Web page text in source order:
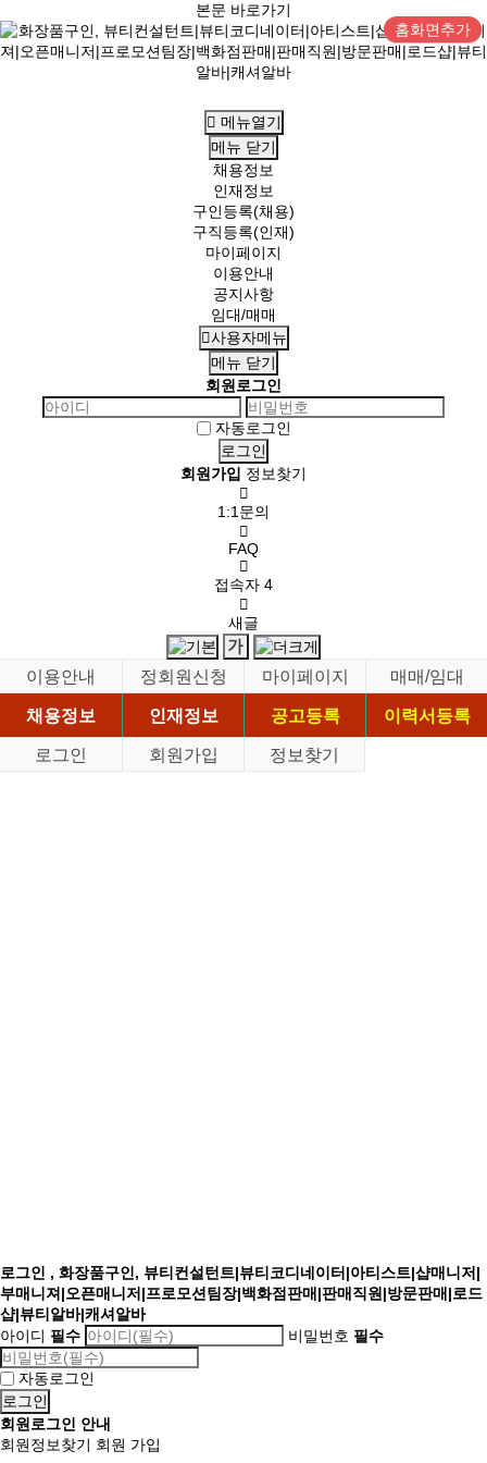
본문 바로가기
홈화면추가
메뉴열기
메뉴 닫기
채용정보
인재정보
구인등록(채용)
구직등록(인재)
마이페이지
이용안내
공지사항
임대/매매
사용자메뉴
메뉴 닫기
회원로그인
자동로그인
회원가입 정보찾기
1:1문의
FAQ
접속자 4
새글
이용안내 정회원신청 마이페이지
매매/임대
채용정보
인재정보 공고등록
이력서등록
로그인
회원가입 정보찾기
로그인 , 화장품구인, 뷰티컨설턴트|뷰티코디네이터|아티스트|샵매니저|
부매니져|오픈매니저|프로모션팀장|백화점판매|판매직원|방문판매|로드
샵|뷰티알바|캐셔알바
아이디 필수 비밀번호 필수
자동로그인
회원로그인 안내
회원정보찾기 회원 가입